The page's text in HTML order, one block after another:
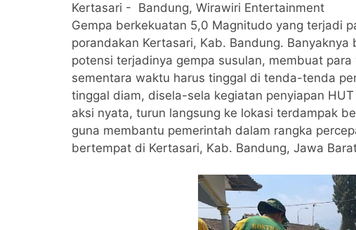
Kertasari - Bandung, Wirawiri Entertainment
Gempa berkekuatan 5,0 Magnitudo yang terjadi
porandakan Kertasari, Kab. Bandung.
potensi terjadinya gempa susulan, membuat
sementara waktu harus tinggal di tenda-tenda
tinggal diam, disela-sela kegiatan penyiapan
aksi nyata, turun langsung ke lokasi terdampak
guna membantu pemerintah dalam rangka
bertempat di Kertasari, Kab. Bandung, Jawa